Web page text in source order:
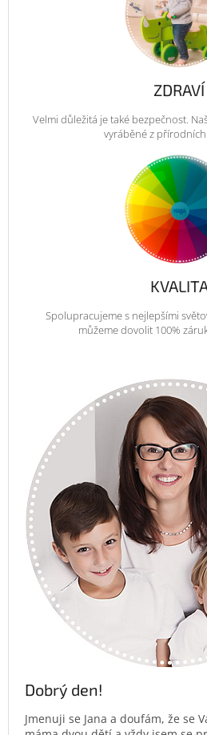
ZDRAVÍ
Velmi důležitá je také bezpečnost.
vyráběné z
Spolupracujeme s nejlepšími
můžeme dovolit 100%
Dobrý den!
Jmenuji se Jana a doufám, že se